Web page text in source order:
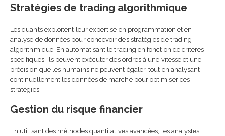
Stratégies de trading algorithmique
Les quants exploitent leur expertise en programmation et en
analyse de données pour concevoir des stratégies de trading
algorithmique. En automatisant le trading en fonction de critères
spécifiques, ils peuvent exécuter des ordres à une vitesse et une
précision que les humains ne peuvent égaler, tout en analysant
continuellement les données de marché pour optimiser ces
stratégies.
Gestion du risque financier
En utilisant des méthodes quantitatives avancées, les analystes